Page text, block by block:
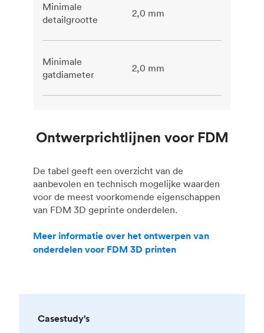
Ontwerprichtlijnen voor FDM
De tabel geeft een overzicht van de
aanbevolen en technisch mogelijke waarden
voor de meest voorkomende eigenschappen
van FDM 3D geprinte onderdelen.
Meer informatie over het ontwerpen van
onderdelen voor FDM 3D printen
Minimale
detailgrootte
2,0 mm
Minimale
gatdiameter
2,0 mm
Casestudy's